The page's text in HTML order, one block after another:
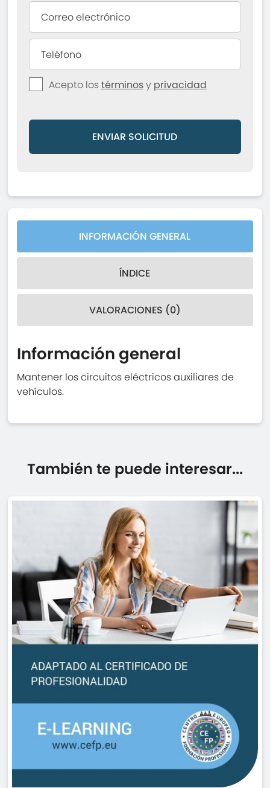
Acepto lostérminosy privacidad
ENVIAR SOLICITUD
INFORMACIÓN GENERAL
ÍNDICE
VALORACIONES (0)
Información general
Mantener los circuitos eléctricos auxiliares de
vehículos.
También te puede interesar...